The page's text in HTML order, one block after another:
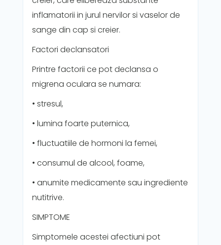
inflamatorii in jurul nervilor si vaselor de
sange din cap si creier.
Factori declansatori
Printre factorii ce pot declansa o
migrena oculara se numara:
• stresul,
• lumina foarte puternica,
• fluctuatiile de hormoni la femei,
• consumul de alcool, foame,
• anumite medicamente sau ingrediente
nutitrive.
SIMPTOME
Simptomele acestei afectiuni pot